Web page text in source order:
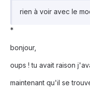
rien à voir avec le
*
bonjour,
oups ! tu avait raison
maintenant qu'il se